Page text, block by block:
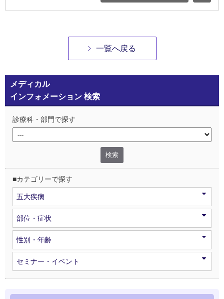
一覧へ戻る
メディカル
インフォメーション 検索
診療科・部門で探す
■カテゴリーで探す
五大疾病
部位・症状
性別・年齢
セミナー・イベント